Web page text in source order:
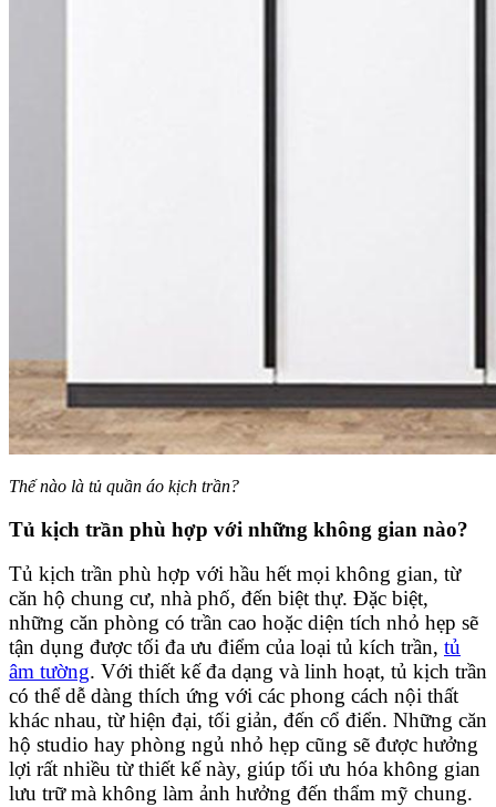
Thế nào là tủ quần áo kịch trần?
Tủ kịch trần phù hợp với những không gian nào?
Tủ kịch trần phù hợp với hầu hết mọi không gian, từ
căn hộ chung cư, nhà phố, đến biệt thự. Đặc biệt,
những căn phòng có trần cao hoặc diện tích nhỏ hẹp sẽ
tận dụng được tối đa ưu điểm của loại tủ kích trần, tủ
âm tường. Với thiết kế đa dạng và linh hoạt, tủ kịch trần
có thể dễ dàng thích ứng với các phong cách nội thất
khác nhau, từ hiện đại, tối giản, đến cổ điển. Những căn
hộ studio hay phòng ngủ nhỏ hẹp cũng sẽ được hưởng
lợi rất nhiều từ thiết kế này, giúp tối ưu hóa không gian
lưu trữ mà không làm ảnh hưởng đến thẩm mỹ chung.